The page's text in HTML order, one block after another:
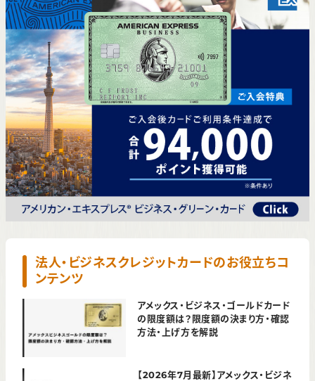
法人・ビジネスクレジットカードのお役立ちコ
ンテンツ
アメックス・ビジネス・ゴールドカード
の限度額は？限度額の決まり方・確認
方法・上げ方を解説
【2026年7月最新】アメックス・ビジネ